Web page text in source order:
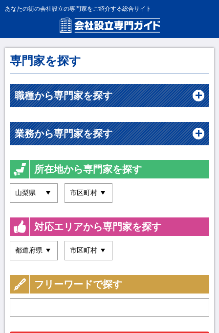
あなたの街の会社設立の専門家をご紹介する総合サイト
専門家を探す
職種から専門家を探す
業務から専門家を探す
所在地から専門家を探す
対応エリアから専門家を探す
フリーワードで探す